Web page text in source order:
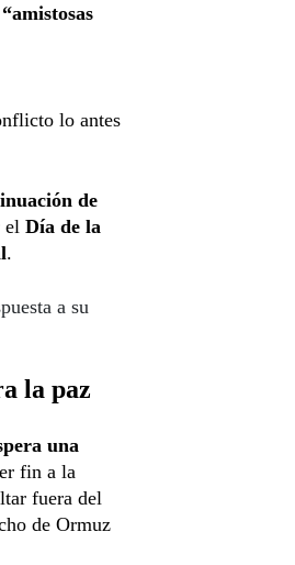
lo antes
de
el Día de la
.
a su
la paz
una
fin a la
fuera del
de Ormuz